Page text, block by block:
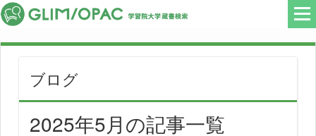
ブログ
2025年5月の記事一覧